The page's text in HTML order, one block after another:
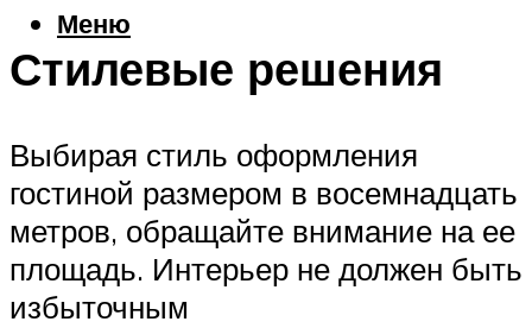
Меню
Стилевые решения
Выбирая стиль оформления
гостиной размером в восемнадцать
метров, обращайте внимание на ее
площадь. Интерьер не должен быть
избыточным